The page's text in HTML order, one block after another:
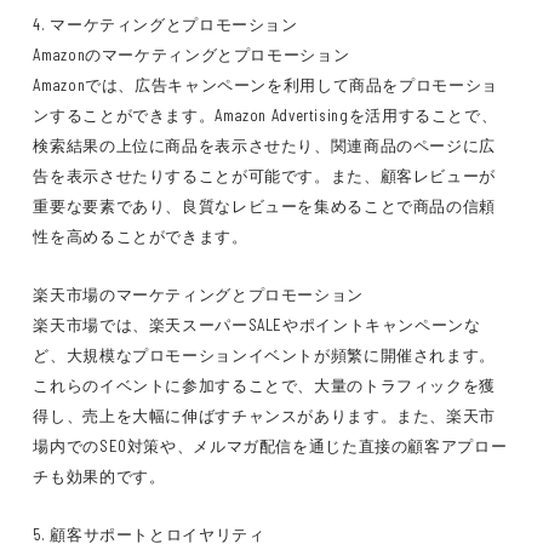
4. マーケティングとプロモーション
Amazonのマーケティングとプロモーション
Amazonでは、広告キャンペーンを利用して商品をプロモーショ
ンすることができます。Amazon Advertisingを活用することで、
検索結果の上位に商品を表示させたり、関連商品のページに広
告を表示させたりすることが可能です。また、顧客レビューが
重要な要素であり、良質なレビューを集めることで商品の信頼
性を高めることができます。
楽天市場のマーケティングとプロモーション
楽天市場では、楽天スーパーSALEやポイントキャンペーンな
ど、大規模なプロモーションイベントが頻繁に開催されます。
これらのイベントに参加することで、大量のトラフィックを獲
得し、売上を大幅に伸ばすチャンスがあります。また、楽天市
場内でのSEO対策や、メルマガ配信を通じた直接の顧客アプロー
チも効果的です。
5. 顧客サポートとロイヤリティ